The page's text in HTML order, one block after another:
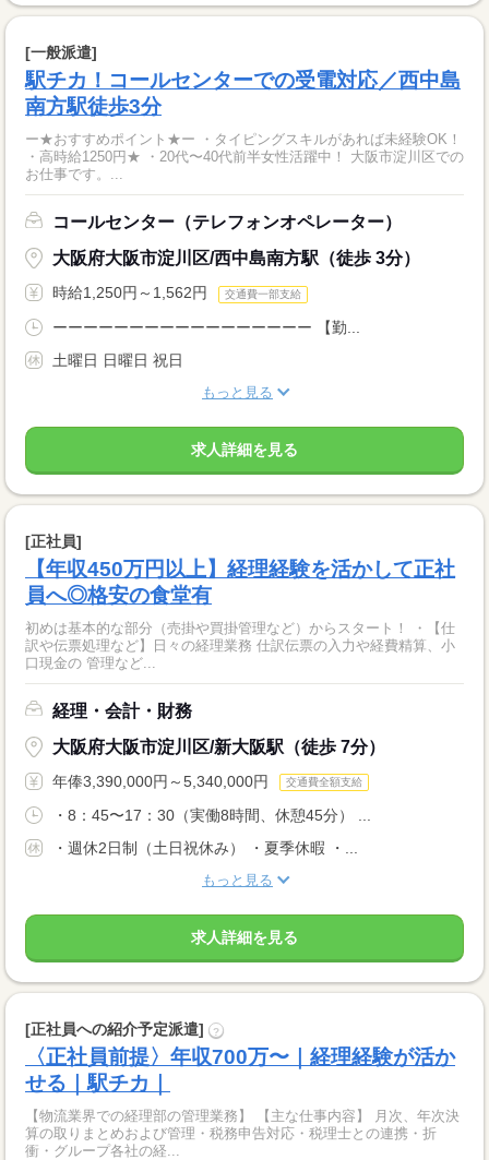
[一般派遣]
駅チカ！コールセンターでの受電対応／西中島
南方駅徒歩3分
ー★おすすめポイント★ー ・タイピングスキルがあれば未経験OK！
・高時給1250円★ ・20代〜40代前半女性活躍中！ 大阪市淀川区での
お仕事です。...
コールセンター（テレフォンオペレーター）
大阪府大阪市淀川区/西中島南方駅（徒歩 3分）
時給1,250円～1,562円 交通費一部支給
ーーーーーーーーーーーーーーーーー 【勤...
土曜日 日曜日 祝日
もっと見る
求人詳細を見る
[正社員]
【年収450万円以上】経理経験を活かして正社
員へ◎格安の食堂有
初めは基本的な部分（売掛や買掛管理など）からスタート！ ・【仕
訳や伝票処理など】日々の経理業務 仕訳伝票の入力や経費精算、小
口現金の 管理など...
経理・会計・財務
大阪府大阪市淀川区/新大阪駅（徒歩 7分）
年俸3,390,000円～5,340,000円 交通費全額支給
・8：45〜17：30（実働8時間、休憩45分） ...
・週休2日制（土日祝休み） ・夏季休暇 ・...
もっと見る
求人詳細を見る
[正社員への紹介予定派遣] ?
〈正社員前提〉年収700万〜｜経理経験が活か
せる｜駅チカ｜
【物流業界での経理部の管理業務】 【主な仕事内容】 月次、年次決
算の取りまとめおよび管理・税務申告対応・税理士との連携・折
衝・グループ各社の経...